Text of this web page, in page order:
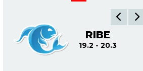
RIBE
19.2 - 20.3